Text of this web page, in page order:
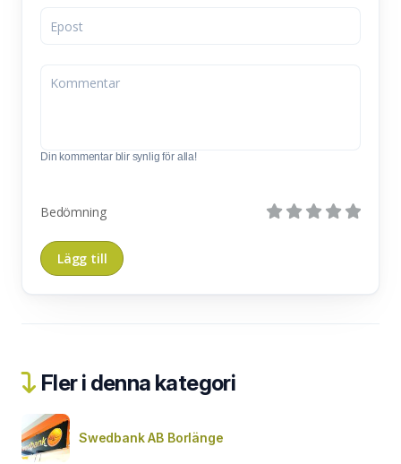
Din kommentar blir synlig för alla!
Bedömning
Fler i denna kategori
Swedbank AB Borlänge